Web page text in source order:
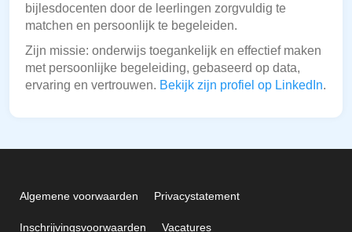
bijlesdocenten door de leerlingen zorgvuldig te
matchen en persoonlijk te begeleiden.
Zijn missie: onderwijs toegankelijk en effectief maken
met persoonlijke begeleiding, gebaseerd op data,
ervaring en vertrouwen. Bekijk zijn profiel op LinkedIn.
Algemene voorwaarden Privacystatement
Inschrijvingsvoorwaarden Vacatures